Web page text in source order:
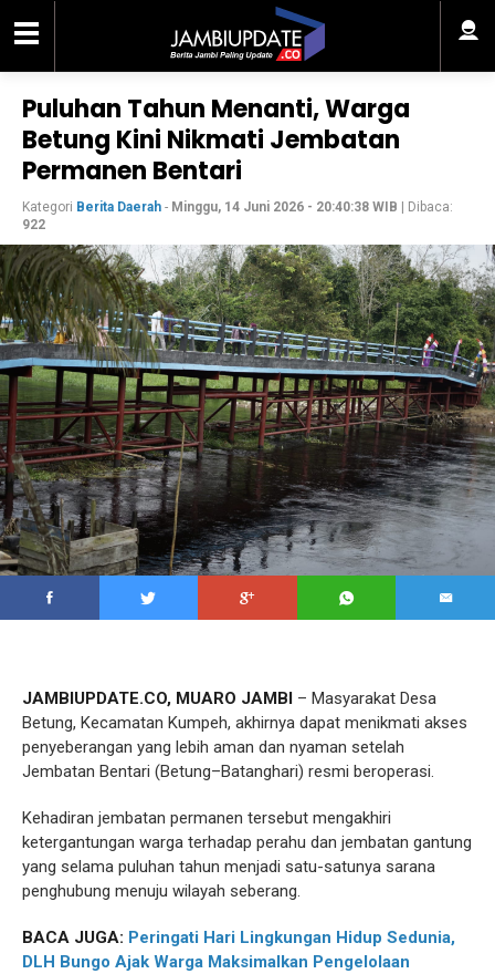
Puluhan Tahun Menanti, Warga
Betung Kini Nikmati Jembatan
Permanen Bentari
Kategori Berita Daerah - Minggu, 14 Juni 2026 - 20:40:38 WIB | Dibaca:
922
JAMBIUPDATE.CO, MUARO JAMBI – Masyarakat Desa
Betung, Kecamatan Kumpeh, akhirnya dapat menikmati akses
penyeberangan yang lebih aman dan nyaman setelah
Jembatan Bentari (Betung–Batanghari) resmi beroperasi.
Kehadiran jembatan permanen tersebut mengakhiri
ketergantungan warga terhadap perahu dan jembatan gantung
yang selama puluhan tahun menjadi satu-satunya sarana
penghubung menuju wilayah seberang.
BACA JUGA: Peringati Hari Lingkungan Hidup Sedunia,
DLH Bungo Ajak Warga Maksimalkan Pengelolaan